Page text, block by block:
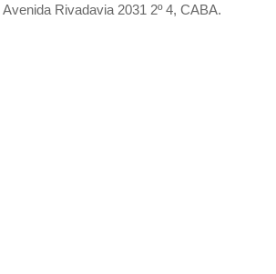
Rivadavia 2031 2º 4, CABA.